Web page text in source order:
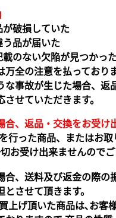
が破損していた
う品が届いた
載のない欠陥が見つかった
万全の注意を払っており
な事故が生じた場合、返
させていただきます。
、返品・交換をお受け
行った商品、またはお取
お受け出来ませんのでご
合、送料及び返金の際の
させて頂きます。
上げ頂いた商品は､お客